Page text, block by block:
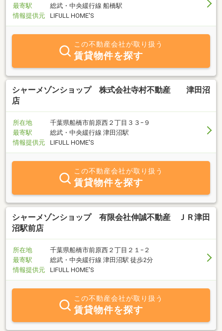
最寄駅
総武・中央緩行線 船橋駅
情報提供元
LIFULL HOME'S
この不動産会社が取り扱う
賃貸物件を探す
シャーメゾンショップ 株式会社寺村不動産 津田沼
店
所在地
千葉県船橋市前原西２丁目３３−９
最寄駅
総武・中央緩行線 津田沼駅
情報提供元
LIFULL HOME'S
この不動産会社が取り扱う
賃貸物件を探す
シャーメゾンショップ 有限会社伸誠不動産 ＪＲ津田
沼駅前店
所在地
千葉県船橋市前原西２丁目２１−２
最寄駅
総武・中央緩行線 津田沼駅 徒歩2分
情報提供元
LIFULL HOME'S
この不動産会社が取り扱う
賃貸物件を探す